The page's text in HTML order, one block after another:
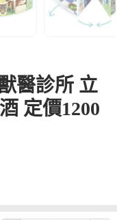
醫診所 立
定價1200